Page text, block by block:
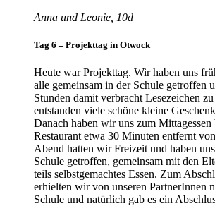
Anna und Leonie, 10d
Tag 6 – Projekttag in Otwock
Heute war Projekttag. Wir haben uns
alle gemeinsam in der Schule getroffen
Stunden damit verbracht Lesezeichen
entstanden viele schöne kleine
Danach haben wir uns zum Mittagessen
Restaurant etwa 30 Minuten entfernt
Abend hatten wir Freizeit und haben
Schule getroffen, gemeinsam mit den
teils selbstgemachtes Essen. Zum
erhielten wir von unseren PartnerInnen
Schule und natürlich gab es ein